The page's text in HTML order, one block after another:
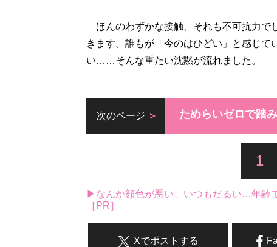
ほんのわずかな接触、それも不可抗力で
きます。誰もが「今のはひどい」と感じ
い……そんな重たい沈黙が流れました。
次のページ ためらいゼロで踏
1
▶なんか顔色が悪い、いつもだるい…年齢
［PR］
Xでポストする